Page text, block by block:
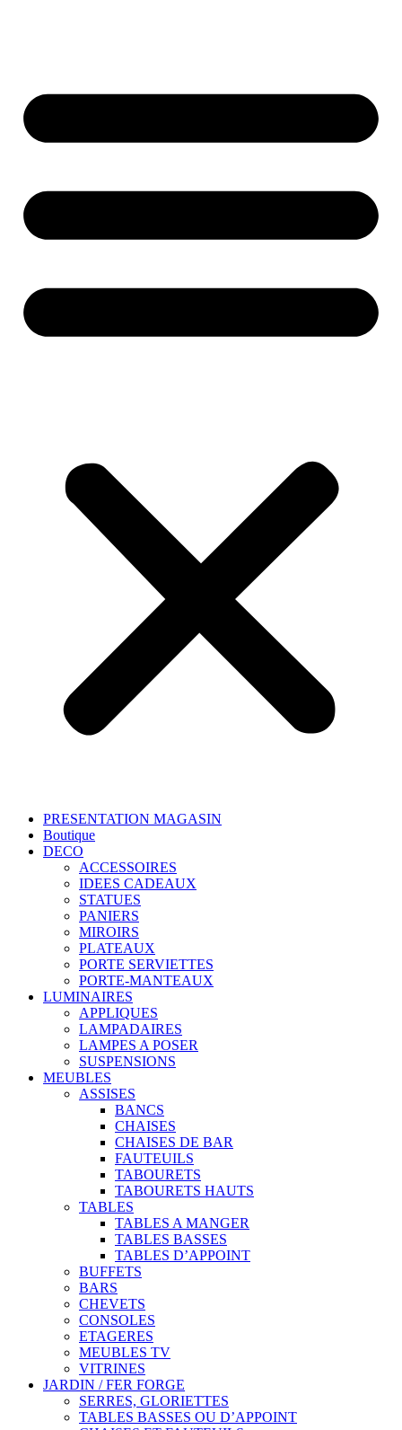
PRESENTATION MAGASIN
Boutique
DECO
ACCESSOIRES
IDEES CADEAUX
STATUES
PANIERS
MIROIRS
PLATEAUX
PORTE SERVIETTES
PORTE-MANTEAUX
LUMINAIRES
APPLIQUES
LAMPADAIRES
LAMPES A POSER
SUSPENSIONS
MEUBLES
ASSISES
BANCS
CHAISES
CHAISES DE BAR
FAUTEUILS
TABOURETS
TABOURETS HAUTS
TABLES
TABLES A MANGER
TABLES BASSES
TABLES D’APPOINT
BUFFETS
BARS
CHEVETS
CONSOLES
ETAGERES
MEUBLES TV
VITRINES
JARDIN / FER FORGE
SERRES, GLORIETTES
TABLES BASSES OU D’APPOINT